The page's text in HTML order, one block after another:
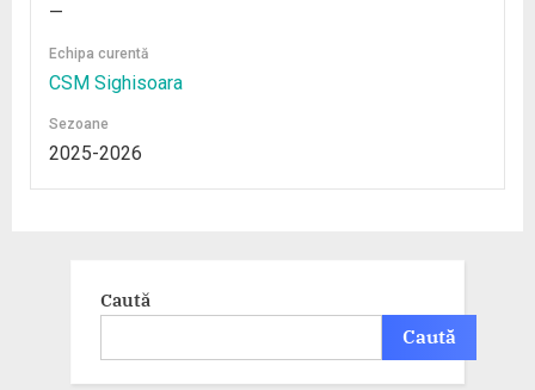
—
Echipa curentă
CSM Sighisoara
Sezoane
2025-2026
Caută
Caută